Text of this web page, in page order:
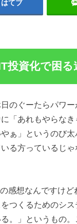
はてブ
資化で困る
のぐーたらパワ
「あれもやらな
ぁ」というのび
る方っているじ
感想なんですけ
つくるためのシ
。」というもの